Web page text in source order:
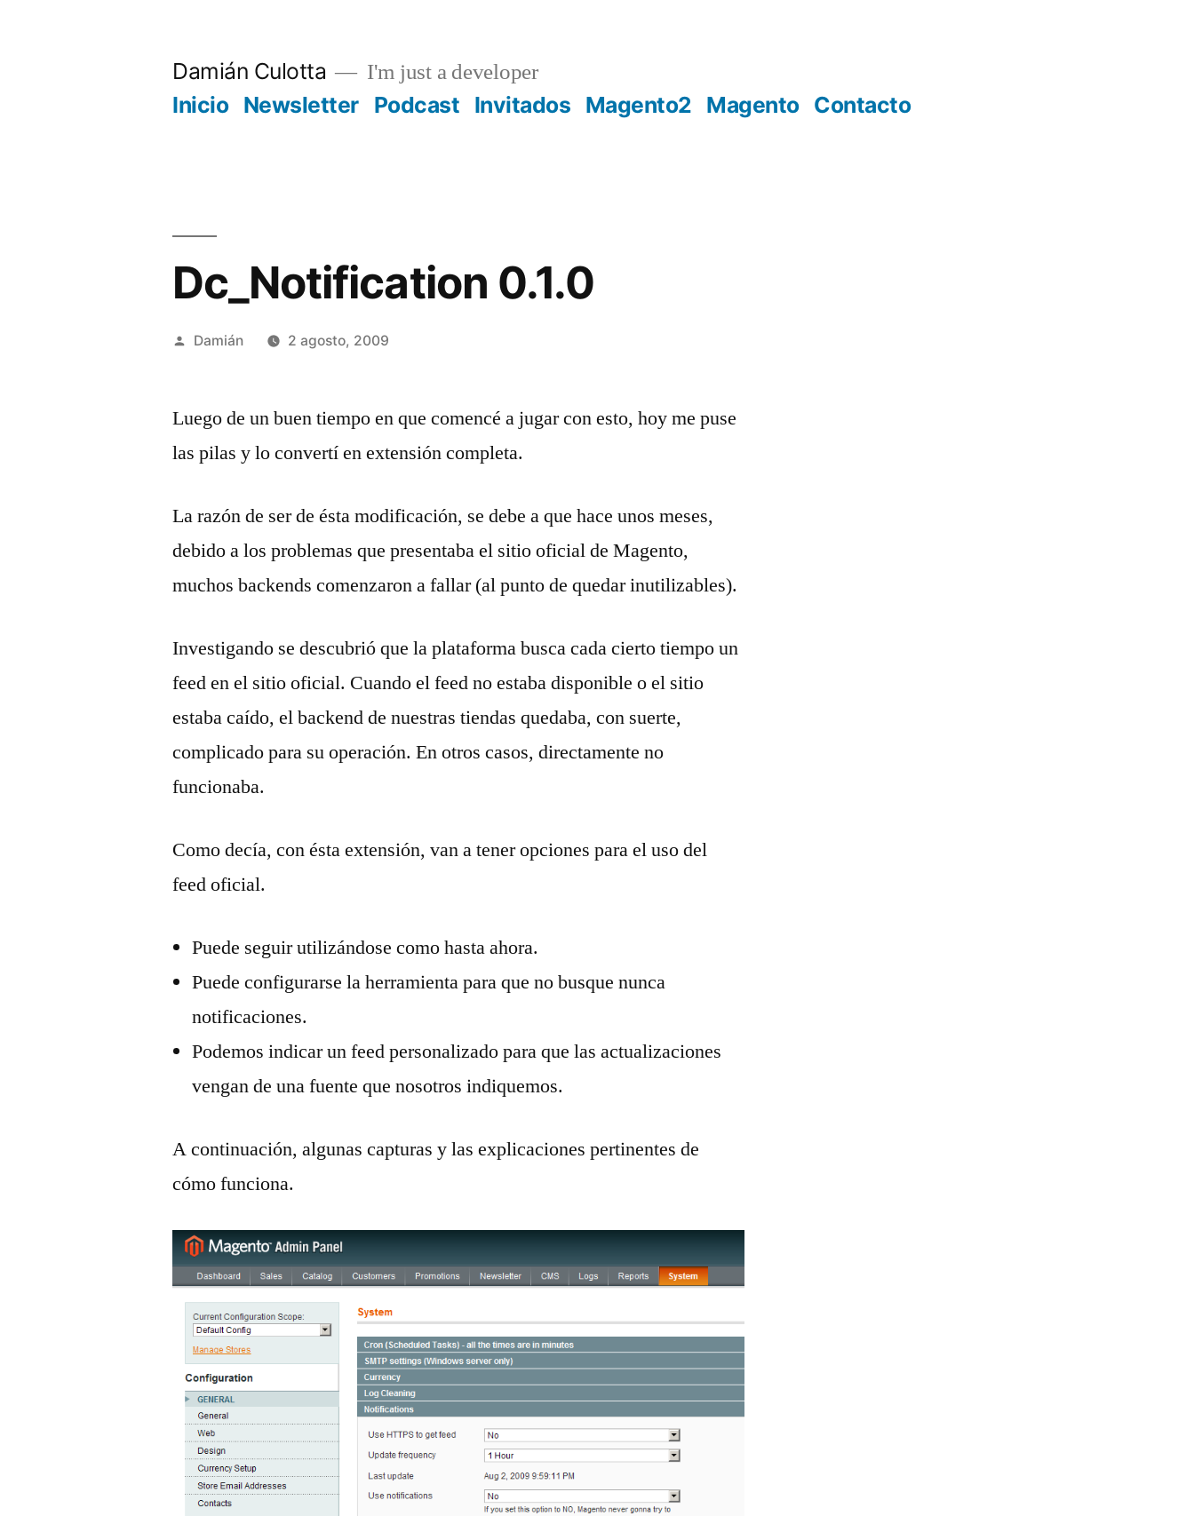
Damián Culotta I'm just a developer
Inicio Newsletter Podcast Invitados Magento2 Magento Contacto
Dc_Notification 0.1.0
Publicado
Damián 2 agosto, 2009
Luego de un buen tiempo en que comencé a jugar con esto, hoy me puse
las pilas y lo convertí en extensión completa.
La razón de ser de ésta modificación, se debe a que hace unos meses,
debido a los problemas que presentaba el sitio oficial de Magento,
muchos backends comenzaron a fallar (al punto de quedar inutilizables).
Investigando se descubrió que la plataforma busca cada cierto tiempo un
feed en el sitio oficial. Cuando el feed no estaba disponible o el sitio
estaba caído, el backend de nuestras tiendas quedaba, con suerte,
complicado para su operación. En otros casos, directamente no
funcionaba.
Como decía, con ésta extensión, van a tener opciones para el uso del
feed oficial.
Puede seguir utilizándose como hasta ahora.
Puede configurarse la herramienta para que no busque nunca
notificaciones.
Podemos indicar un feed personalizado para que las actualizaciones
vengan de una fuente que nosotros indiquemos.
A continuación, algunas capturas y las explicaciones pertinentes de
cómo funciona.